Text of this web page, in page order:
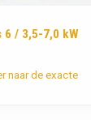
6 / 3,5-7,0 kW
naar de exacte